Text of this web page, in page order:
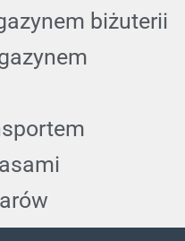
biżuterii